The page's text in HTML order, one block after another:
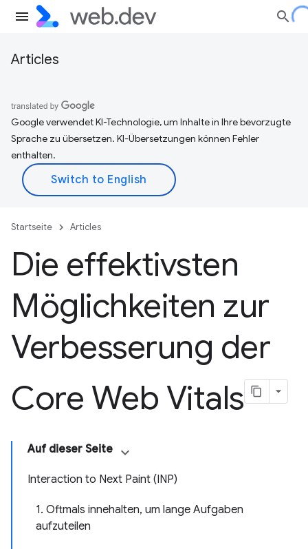
Articles
Google verwendet KI-Technologie, um Inhalte in Ihre bevorzugte
Sprache zu übersetzen. KI-Übersetzungen können Fehler
enthalten.
Startseite Articles
Die effektivsten
Möglichkeiten zur
Verbesserung der
Core Web Vitals
Auf dieser Seite
Interaction to Next Paint (INP)
1. Oftmals innehalten, um lange Aufgaben
aufzuteilen